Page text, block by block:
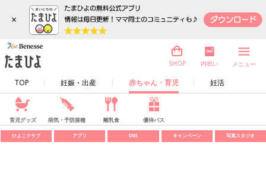
×
TOP 妊娠・出産 赤ちゃん・育児 妊活
SHOP 内祝い メニュー
育児グッズ 病気・予防接種 離乳食 優待パス
ひよこクラブ アプリ SNS キャンペーン 写真スタジオ